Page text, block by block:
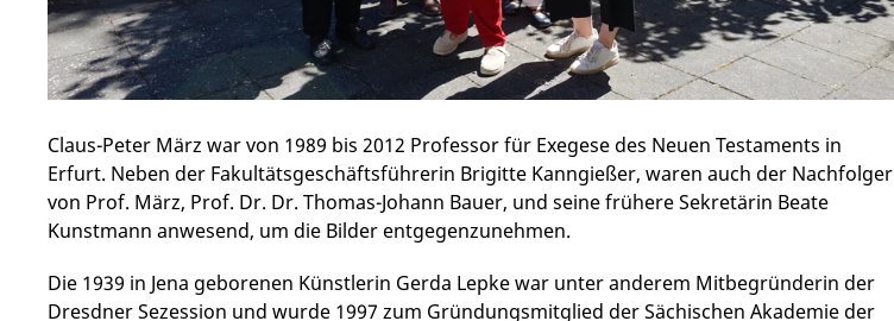
Claus-Peter März war von 1989 bis 2012 Professor für Exegese des Neuen Testaments in
Erfurt. Neben der Fakultätsgeschäftsführerin Brigitte Kanngießer, waren auch der Nachfolger
von Prof. März, Prof. Dr. Dr. Thomas-Johann Bauer, und seine frühere Sekretärin Beate
Kunstmann anwesend, um die Bilder entgegenzunehmen.
Die 1939 in Jena geborenen Künstlerin Gerda Lepke war unter anderem Mitbegründerin der
Dresdner Sezession und wurde 1997 zum Gründungsmitglied der Sächischen Akademie der